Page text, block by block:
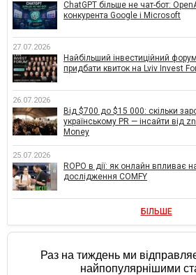
ChatGPT більше не чат-бот:
конкурента Google і Microsoft
27.07.2026
Найбільший інвестиційний форум
придбати квиток на Lviv Invest
26.07.2026
Від $700 до $15 000: скільки
українському PR — інсайти від
Money
25.07.2026
ROPO в дії: як онлайн впливає
дослідження COMFY
БІЛЬШЕ
Раз на тиждень ми
найпопулярнішими